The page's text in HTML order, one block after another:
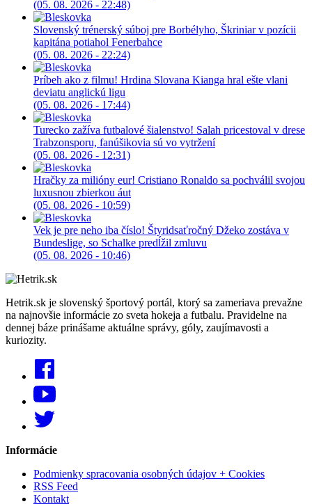
(05. 08. 2026 - 22:48)
Slovenský trénerský súboj pre Borbélyho, Škriniar v pozícii
kapitána potiahol Fenerbahce
(05. 08. 2026 - 22:24)
Príbeh ako z filmu! Hrdina Slovana Kianga hral ešte vlani
deviatu anglickú ligu
(05. 08. 2026 - 17:44)
Turecko zažíva futbalové šialenstvo! Salah pricestoval v drese
Trabzonsporu, fanúšikovia sú vo vytržení
(05. 08. 2026 - 12:31)
Hračky za milióny eur! Cristiano Ronaldo sa pochválil svojou
luxusnou zbierkou áut
(05. 08. 2026 - 10:59)
Vek je pre neho iba číslo! Štyridsaťročný Džeko zostáva v
Bundeslige, so Schalke predĺžil zmluvu
(05. 08. 2026 - 10:46)
Hetrik.sk je slovenský športový portál, ktorý sa zameriava prevažne
na najnovšie informácie zo sveta hokeja a futbalu. Pravidelne na
dennej báze prinášame aktuálne správy, góly, zaujímavosti a
kuriozity.
Informácie
Podmienky spracovania osobných údajov + Cookies
RSS Feed
Kontakt